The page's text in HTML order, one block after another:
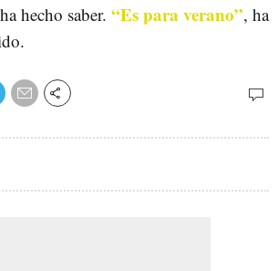
hecho saber. “Es para verano”, ha